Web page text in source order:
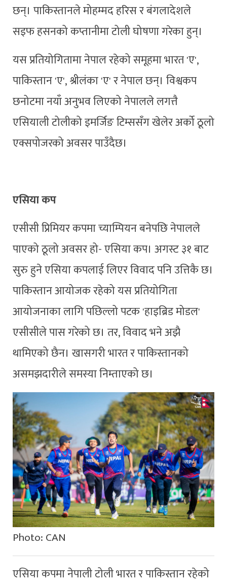
छन्। पाकिस्तानले मोहम्मद हरिस र बंगलादेशले
सइफ हसनको कप्तानीमा टोली घोषणा गरेका हुन्।
यस प्रतियोगितामा नेपाल रहेको समूहमा भारत 'ए',
पाकिस्तान 'ए', श्रीलंका 'ए' र नेपाल छन्। विश्वकप
छनोटमा नयाँ अनुभव लिएको नेपालले लगत्तै
एसियाली टोलीको इमर्जिङ टिम्ससँग खेलेर अर्को ठूलो
एक्सपोजरको अवसर पाउँदैछ।
एसिया कप
एसीसी प्रिमियर कपमा च्याम्पियन बनेपछि नेपालले
पाएको ठूलो अवसर हो- एसिया कप। अगस्ट ३१ बाट
सुरु हुने एसिया कपलाई लिएर विवाद पनि उत्तिकै छ।
पाकिस्तान आयोजक रहेको यस प्रतियोगिता
आयोजनाका लागि पछिल्लो पटक 'हाइब्रिड मोडल'
एसीसीले पास गरेको छ। तर, विवाद भने अझै
थामिएको छैन। खासगरी भारत र पाकिस्तानको
असमझदारीले समस्या निम्ताएको छ।
Photo: CAN
एसिया कपमा नेपाली टोली भारत र पाकिस्तान रहेको